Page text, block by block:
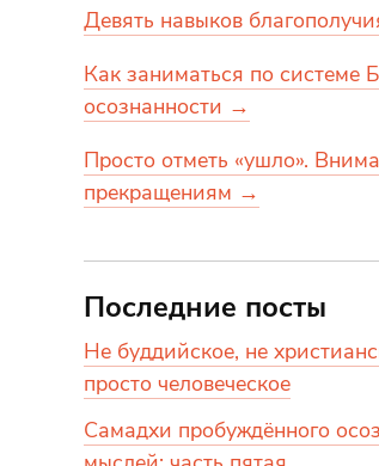
Девять навыков
Как заниматься по системе
осознанности →
Просто отметь «ушло».
прекращениям →
Последние посты
Не буддийское, не
просто человеческое
Самадхи пробуждённого